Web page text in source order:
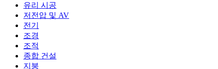
유리 시공
저전압 및 AV
전기
조경
조적
종합 건설
지붕